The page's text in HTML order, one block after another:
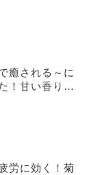
癒される～に
！甘い香りに
労に効く！菊